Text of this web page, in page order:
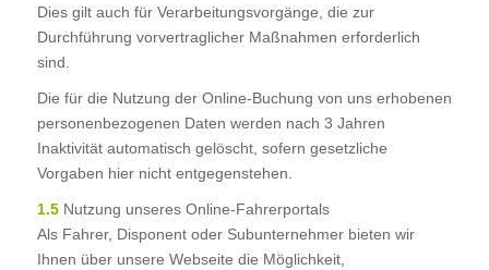
Dies gilt auch für Verarbeitungsvorgänge, die zur
Durchführung vorvertraglicher Maßnahmen erforderlich
sind.
Die für die Nutzung der Online-Buchung von uns erhobenen
personenbezogenen Daten werden nach 3 Jahren
Inaktivität automatisch gelöscht, sofern gesetzliche
Vorgaben hier nicht entgegenstehen.
1.5Nutzung unseres Online-Fahrerportals
Als Fahrer, Disponent oder Subunternehmer bieten wir
Ihnen über unsere Webseite die Möglichkeit,